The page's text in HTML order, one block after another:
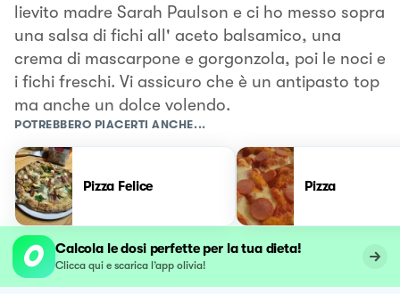
lievito madre Sarah Paulson e ci ho messo sopra
una salsa di fichi all' aceto balsamico, una
crema di mascarpone e gorgonzola, poi le noci e
i fichi freschi. Vi assicuro che è un antipasto top
ma anche un dolce volendo.
POTREBBERO PIACERTI ANCHE...
Pizza Felice Pizza
Calcola le dosi perfette per la tua dieta!
Clicca qui e scarica l’app olivia!